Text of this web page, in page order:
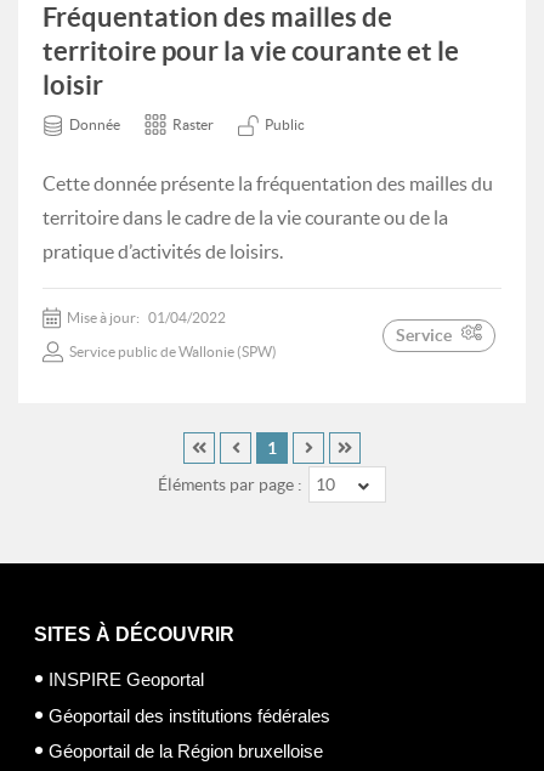
Fréquentation des mailles de
territoire pour la vie courante et le
loisir
Donnée Raster Public
Cette donnée présente la fréquentation des mailles du
territoire dans le cadre de la vie courante ou de la
pratique d’activités de loisirs.
Mise à jour: 01/04/2022
Service public de Wallonie (SPW)
Service
Éléments par page : 10
1
SITES À DÉCOUVRIR
INSPIRE Geoportal
Géoportail des institutions fédérales
Géoportail de la Région bruxelloise